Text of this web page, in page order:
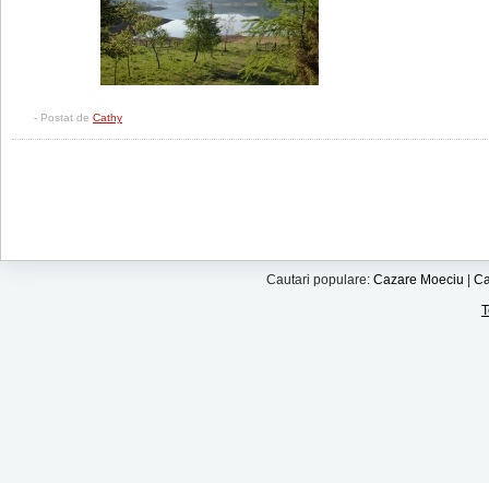
- Postat de Cathy
Cautari populare: Cazare Moeciu